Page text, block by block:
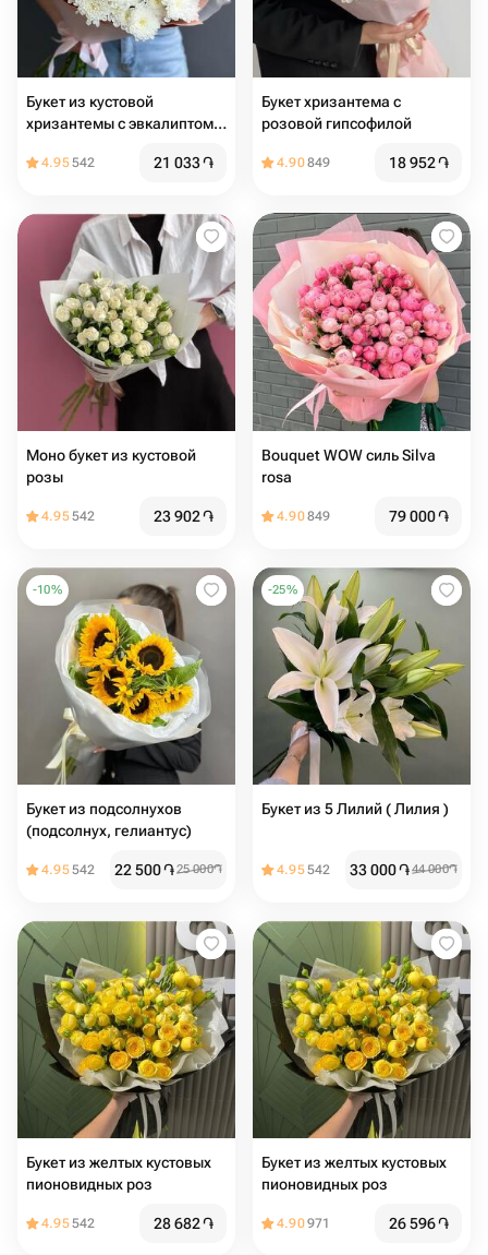
Букет из кустовой
хризантемы с эвкалиптом
4.95542 21 033֏
Букет хризантема с
розовой гипсофилой
4.90849 18 952֏
Моно букет из кустовой
розы
4.95542 23 902֏
Bouquet WOW силь Silva
rosa
4.90849 79 000֏
-10%
Букет из подсолнухов
(подсолнух, гелиантус)
4.95542 22 500֏25 000֏
-25%
Букет из 5 Лилий ( Лилия )
4.95542 33 000֏44 000֏
Букет из желтых кустовых
пионовидных роз
4.95542 28 682֏
Букет из желтых кустовых
пионовидных роз
4.90971 26 596֏